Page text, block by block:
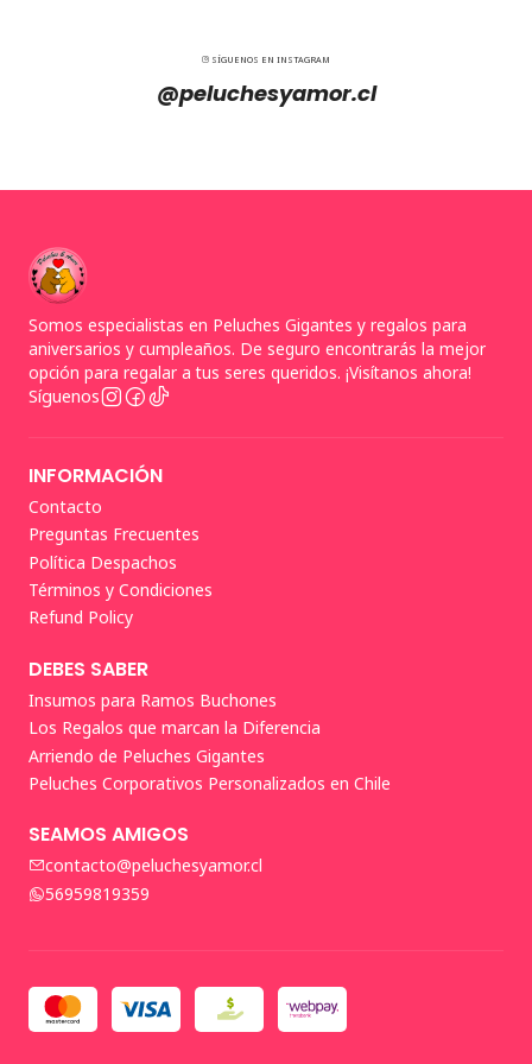
SÍGUENOS EN INSTAGRAM
@peluchesyamor.cl
Somos especialistas en Peluches Gigantes y regalos para
aniversarios y cumpleaños. De seguro encontrarás la mejor
opción para regalar a tus seres queridos. ¡Visítanos ahora!
Síguenos
INFORMACIÓN
Contacto
Preguntas Frecuentes
Política Despachos
Términos y Condiciones
Refund Policy
DEBES SABER
Insumos para Ramos Buchones
Los Regalos que marcan la Diferencia
Arriendo de Peluches Gigantes
Peluches Corporativos Personalizados en Chile
SEAMOS AMIGOS
contacto@peluchesyamor.cl
56959819359